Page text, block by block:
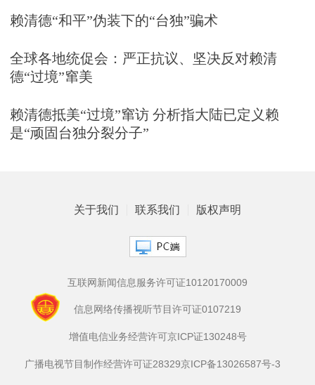
赖清德“和平”伪装下的“台独”骗术
全球各地统促会：严正抗议、坚决反对赖清
德“过境”窜美
赖清德抵美“过境”窜访 分析指大陆已定义赖
是“顽固台独分裂分子”
关于我们 联系我们 版权声明
互联网新闻信息服务许可证10120170009
信息网络传播视听节目许可证0107219
增值电信业务经营许可京ICP证130248号
广播电视节目制作经营许可证28329京ICP备13026587号-3